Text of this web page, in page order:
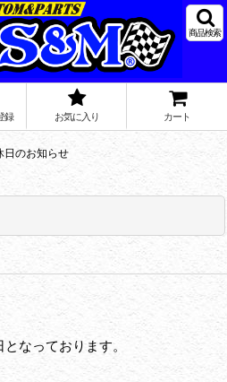
商品検索
録 お気に入り カート
日のお知らせ
なっております。